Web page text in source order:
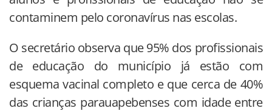
contaminem pelo coronavírus nas escolas.
O secretário observa que 95% dos profissionais
de educação do município já estão com
esquema vacinal completo e que cerca de 40%
das crianças parauapebenses com idade entre